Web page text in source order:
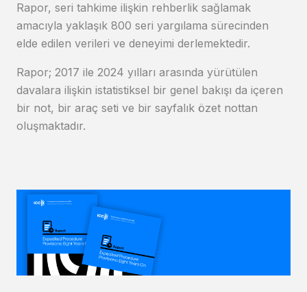
Rapor, seri tahkime ilişkin rehberlik sağlamak
amacıyla yaklaşık 800 seri yargılama sürecinden
elde edilen verileri ve deneyimi derlemektedir.
Rapor; 2017 ile 2024 yılları arasında yürütülen
davalara ilişkin istatistiksel bir genel bakışı da içeren
bir not, bir araç seti ve bir sayfalık özet nottan
oluşmaktadır.